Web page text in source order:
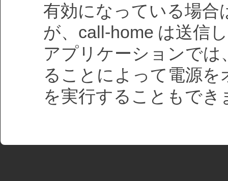
有効になっている場合
が、call-home は送信
アプリケーションでは
ることによって電源
を実行することもでき